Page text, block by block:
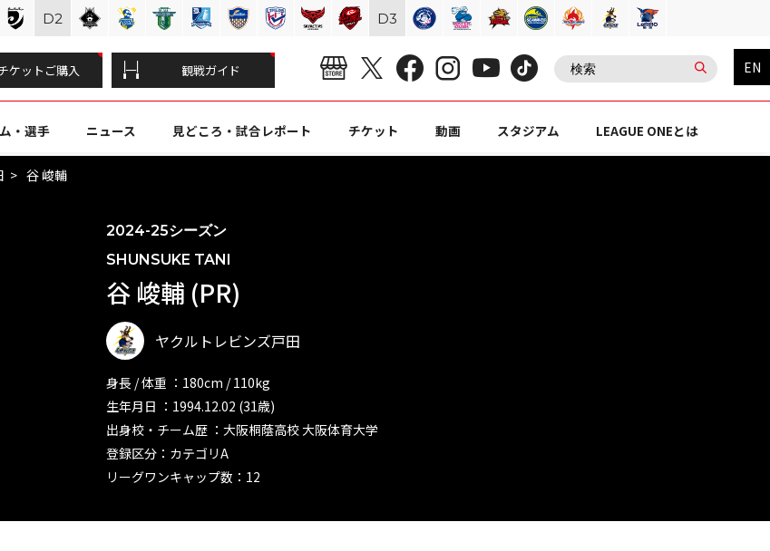
ケットご購入 観戦ガイド EN
・選手 ニュース 見どころ・試合レポート チケット 動画 スタジアム LEAGUE ONEとは
谷 峻輔
2024-25シーズン
SHUNSUKE TANI
谷 峻輔 (PR)
ヤクルトレビンズ戸田
身長 / 体重 ：180cm / 110kg
生年月日 ：1994.12.02 (31歳)
出身校・チーム歴 ：大阪桐蔭高校 大阪体育大学
登録区分：カテゴリA
リーグワンキャップ数：12
D2 D3